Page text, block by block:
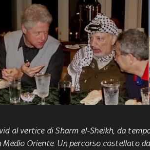
al vertice di Sharm el-Sheikh, da
Medio Oriente. Un percorso costellato